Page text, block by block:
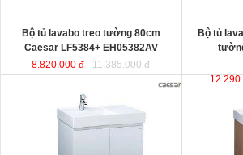
Bộ tủ lavabo treo tường 80cm
Caesar LF5384+ EH05382AV
8.820.000 đ
11.385.000 đ
Bộ tủ
Bộ tủ lavabo treo tường màu trắng
Caesar LF5382- EH05382AV
thiết kế đầy cảm hứng và sáng tạo
theo phong cách tối giản hiện đại.
Caesar
cảm hứng
cách tối